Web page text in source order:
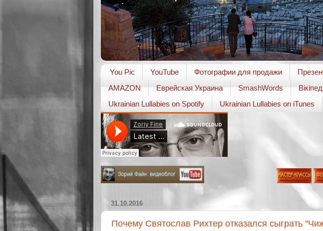
You Pic YouTube Фотографии для продажи
AMAZON
Еврейская Украина SmashWords
Ukrainian Lullabies on Spotify
Ukrainian Lullabies on iTunes
31.10.2016
Почему Святослав Рихтер отказался сыграть